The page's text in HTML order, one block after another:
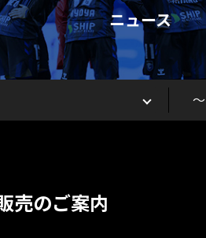
ニュース
～
売のご案内